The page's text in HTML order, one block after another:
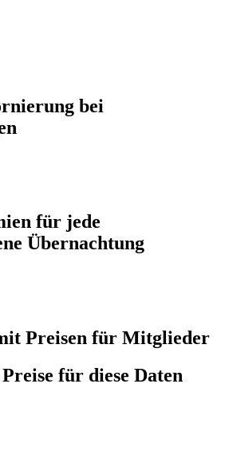
bei
für jede
Übernachtung
Preisen für Mitglieder
für diese Daten